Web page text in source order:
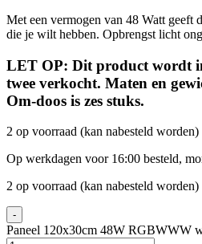
Met een vermogen van 48 Watt geeft
die je wilt hebben. Opbrengst licht
LET OP: Dit product wordt
twee verkocht. Maten en
Om-doos is zes stuks.
2 op voorraad (kan nabesteld worden)
Op werkdagen voor 16:00 besteld,
2 op voorraad (kan nabesteld worden)
-
Paneel 120x30cm 48W RGBWWW